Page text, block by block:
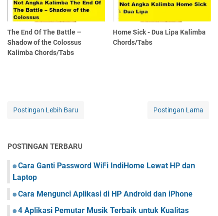
The End Of The Battle –
Shadow of the Colossus
Kalimba Chords/Tabs
Home Sick - Dua Lipa Kalimba
Chords/Tabs
Postingan Lebih Baru Postingan Lama
POSTINGAN TERBARU
Cara Ganti Password WiFi IndiHome Lewat HP dan
Laptop
Cara Mengunci Aplikasi di HP Android dan iPhone
4 Aplikasi Pemutar Musik Terbaik untuk Kualitas